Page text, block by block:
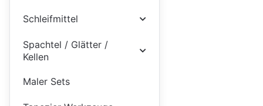
Schleifmittel
Spachtel / Glätter /
Kellen
Maler Sets